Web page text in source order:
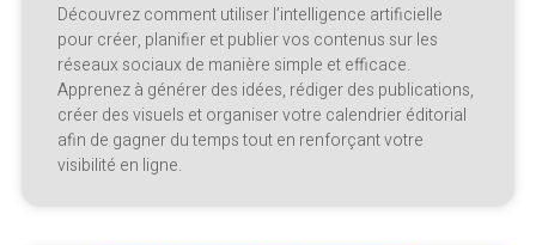
Découvrez comment utiliser l’intelligence artificielle
pour créer, planifier et publier vos contenus sur les
réseaux sociaux de manière simple et efficace.
Apprenez à générer des idées, rédiger des publications,
créer des visuels et organiser votre calendrier éditorial
afin de gagner du temps tout en renforçant votre
visibilité en ligne.